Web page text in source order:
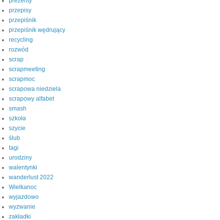
przepisy
przepiśnik
przepiśnik wędrujący
recycling
rozwód
scrap
scrapmeeting
scrapmoc
scrapowa niedziela
scrapowy alfabet
smash
szkoła
szycie
ślub
tagi
urodziny
walentynki
wanderlust 2022
Wielkanoc
wyjazdowo
wyzwanie
zakładki